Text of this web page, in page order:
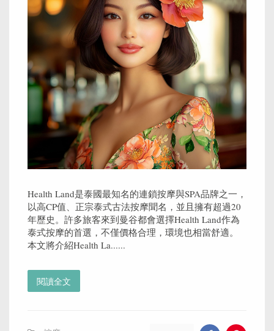
Health Land是泰國最知名的連鎖按摩與SPA品牌之一，
以高CP值、正宗泰式古法按摩聞名，並且擁有超過20
年歷史。許多旅客來到曼谷都會選擇Health Land作為
泰式按摩的首選，不僅價格合理，環境也相當舒適。
本文將介紹Health La......
閱讀全文